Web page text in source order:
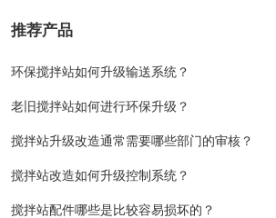
推荐产品
环保搅拌站如何升级输送系统？
老旧搅拌站如何进行环保升级？
搅拌站升级改造通常需要哪些部门的审核？
搅拌站改造如何升级控制系统？
搅拌站配件哪些是比较容易损坏的？